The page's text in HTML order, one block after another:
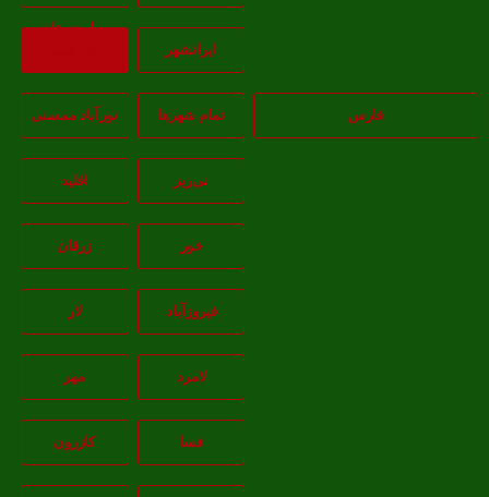
و بلوچستان
ايرانشهر
فارس تمام شهر‌ها نورآباد ممسنی
نی‌ریز اقلید
خور زرقان
فیروزآباد
لامرد
فسا کازرون